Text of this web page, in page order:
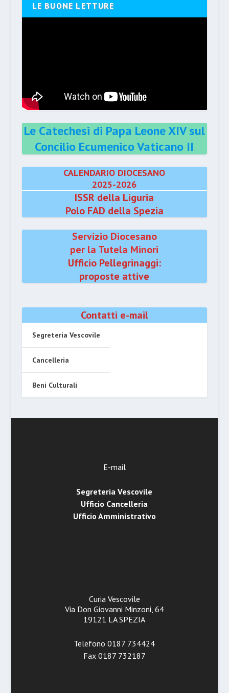
LE BUONE LETTURE
Le Catechesi di Papa Leone XIV sul
Concilio Ecumenico Vaticano II
CALENDARIO DIOCESANO
2025-2026
ISSR della Liguria
Polo FAD della Spezia
Servizio Diocesano
per la Tutela Minori
Ufficio Pellegrinaggi:
proposte attive
Contatti e-mail
Segreteria Vescovile
Cancelleria
Beni Culturali
E-mail
Segreteria Vescovile
Ufficio Cancelleria
Ufficio Amministrativo
Curia Vescovile
Via Don Giovanni Minzoni, 64
19121 LA SPEZIA
Telefono 0187 734424
Fax 0187 732187